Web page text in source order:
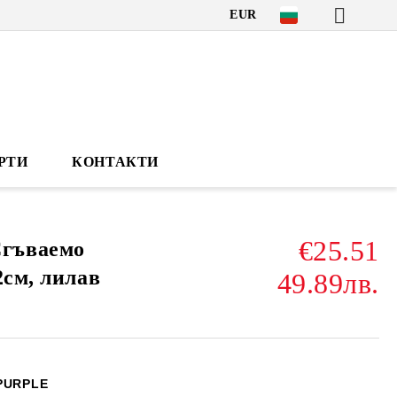
EUR
КОНТАКТИ
лилав
€25.51
49.89лв.